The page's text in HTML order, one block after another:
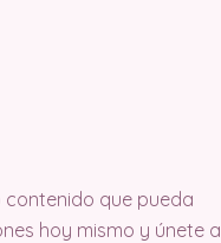
que pueda
hoy mismo y únete a